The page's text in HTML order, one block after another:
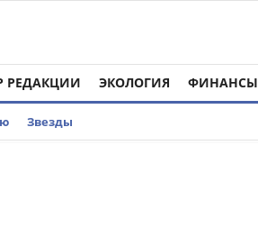
РЕДАКЦИИ ЭКОЛОГИЯ ФИНАНСЫ
Звезды